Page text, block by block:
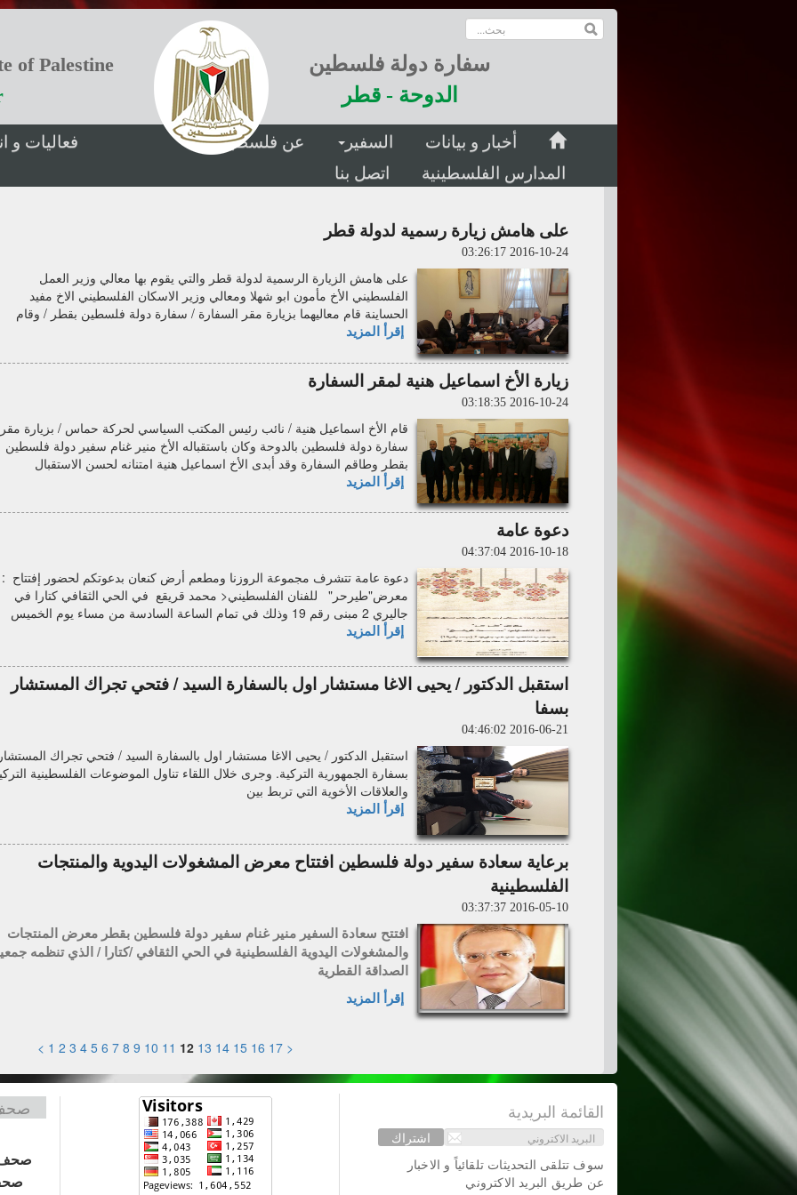
سفارة دولة فلسطين
الدوحة - قطر
of Palestine
أخبار و بيانات السفير عن فلسطين
فعاليات و
المدارس الفلسطينية
اتصل بنا
على هامش زيارة رسمية لدولة قطر
2016-10-24 03:26:17
على هامش الزيارة الرسمية لدولة قطر والتي يقوم بها معالي وزير العمل
الفلسطيني الأخ مأمون ابو شهلا ومعالي وزير الاسكان الفلسطيني الاخ مفيد
الحساينة قام معاليهما بزيارة مقر السفارة / سفارة دولة فلسطين بقطر / وقام
إقرأ المزيد
زيارة الأخ اسماعيل هنية لمقر السفارة
2016-10-24 03:18:35
قام الأخ اسماعيل هنية / نائب رئيس المكتب السياسي لحركة حماس / بزيارة مقر
سفارة دولة فلسطين بالدوحة وكان باستقباله الأخ منير غنام سفير دولة فلسطين
بقطر وطاقم السفارة وقد أبدى الأخ اسماعيل هنية امتنانه لحسن الاستقبال
إقرأ المزيد
دعوة عامة
2016-10-18 04:37:04
دعوة عامة تتشرف مجموعة الروزنا ومطعم أرض كنعان بدعوتكم لحضور إفتتاح :
معرض"طيرحر" للفنان الفلسطيني< محمد قريقع في الحي الثقافي كتارا في
جاليري 2 مبنى رقم 19 وذلك في تمام الساعة السادسة من مساء يوم الخميس
إقرأ المزيد
استقبل الدكتور / يحيى الاغا مستشار اول بالسفارة السيد / فتحي تجراك المستشار
بسفا
2016-06-21 04:46:02
استقبل الدكتور / يحيى الاغا مستشار اول بالسفارة السيد / فتحي تجراك
بسفارة الجمهورية التركية. وجرى خلال اللقاء تناول الموضوعات الفلسطينية
والعلاقات الأخوية التي تربط بين
إقرأ المزيد
برعاية سعادة سفير دولة فلسطين افتتاح معرض المشغولات اليدوية والمنتجات
الفلسطينية
2016-05-10 03:37:37
افتتح سعادة السفير منير غنام سفير دولة فلسطين بقطر معرض المنتجات
والمشغولات اليدوية الفلسطينية في الحي الثقافي /كتارا / الذي تنظمه
الصداقة القطرية
إقرأ المزيد
<
1 2 3 4 5 6 7 8 9 10 11 12 13 14 15 16 17
>
القائمة البريدية
اشتراك
سوف تتلقى التحديثات تلقائياً و الاخبار
عن طريق البريد الاكتروني
صحف